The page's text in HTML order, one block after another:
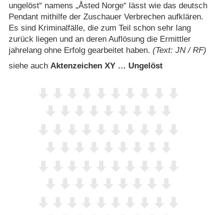
ungelöst“ namens „Åsted Norge“ lässt wie das deutsch
Pendant mithilfe der Zuschauer Verbrechen aufklären.
Es sind Kriminalfälle, die zum Teil schon sehr lang
zurück liegen und an deren Auflösung die Ermittler
jahrelang ohne Erfolg gearbeitet haben. (Text: JN / RF)
siehe auch Aktenzeichen XY … Ungelöst